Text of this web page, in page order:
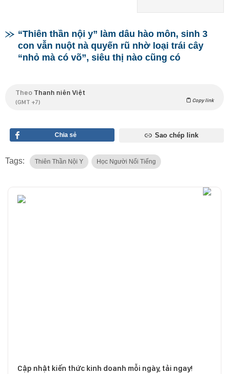
“Thiên thần nội y” làm dâu hào môn, sinh 3
con vẫn nuột nà quyến rũ nhờ loại trái cây
“nhỏ mà có võ”, siêu thị nào cũng có
Theo Thanh niên Việt
(GMT +7) Copy link
Chia sẻ Sao chép link
Tags: Thiên Thần Nội Y Học Người Nổi Tiếng
Cập nhật kiến thức kinh doanh mỗi ngày, tải ngay!